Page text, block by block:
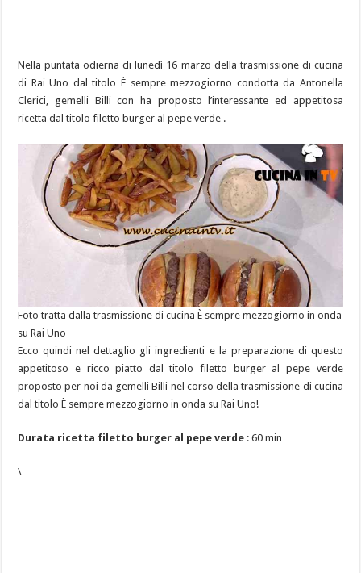
Nella puntata odierna di lunedì 16 marzo della trasmissione di cucina
di Rai Uno dal titolo È sempre mezzogiorno condotta da Antonella
Clerici, gemelli Billi con ha proposto l’interessante ed appetitosa
ricetta dal titolo filetto burger al pepe verde .
Foto tratta dalla trasmissione di cucina È sempre mezzogiorno in onda
su Rai Uno
Ecco quindi nel dettaglio gli ingredienti e la preparazione di questo
appetitoso e ricco piatto dal titolo filetto burger al pepe verde
proposto per noi da gemelli Billi nel corso della trasmissione di cucina
dal titolo È sempre mezzogiorno in onda su Rai Uno!
Durata ricetta filetto burger al pepe verde : 60 min
\